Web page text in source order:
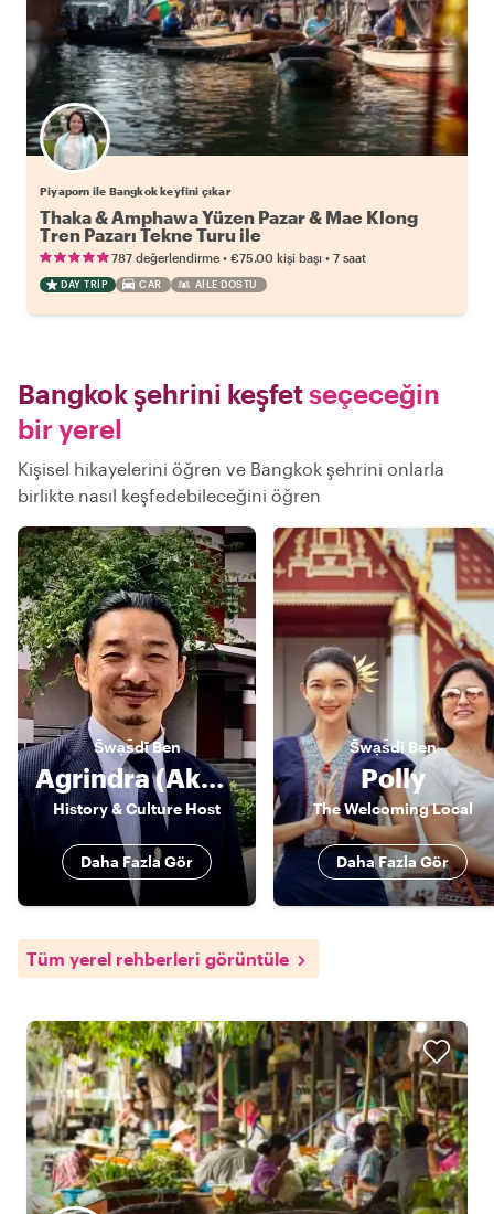
Piyaporn ile Bangkok keyfini çıkar
Thaka & Amphawa Yüzen Pazar & Mae Klong
Tren Pazarı Tekne Turu ile
787 değerlendirme • €75.00 kişi başı • 7 saat
DAY TRIP CAR AILE DOSTU
Bangkok şehrini keşfetseçeceğin
bir yerel
Kişisel hikayelerini öğren ve Bangkok şehrini onlarla
birlikte nasıl keşfedebileceğini öğren
S̄wạs̄dīBen
Agrindra (Akarin/ Andy)
History & Culture Host
Daha Fazla Gör
S̄wạs̄dī Ben
Polly
The Welcoming Local
Daha Fazla Gör
Tüm yerel rehberleri görüntüle